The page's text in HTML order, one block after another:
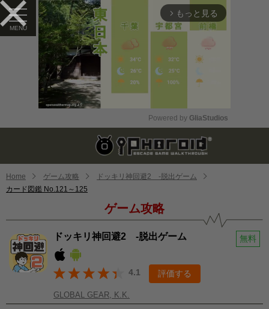
arrow_forward_ios もっと見る
Mute
Powered by GliaStudios
Home ゲーム攻略
ドッキリ神回避2 -脱出ゲーム
カード図鑑 No.121～125
ゲーム攻略
ドッキリ神回避2 -脱出ゲーム 無料
4.1 評価する
GLOBAL GEAR, K.K.